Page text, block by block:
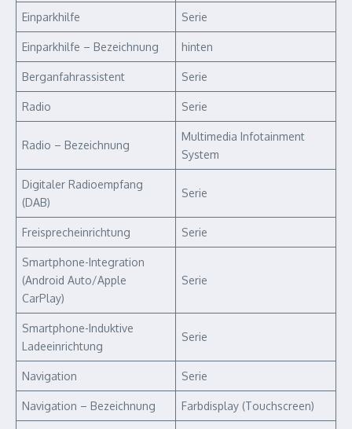
Einparkhilfe Serie
Einparkhilfe – Bezeichnung hinten
Berganfahrassistent Serie
Radio Serie
Radio – Bezeichnung
Multimedia Infotainment
System
Digitaler Radioempfang
(DAB)
Serie
Freisprecheinrichtung Serie
Smartphone-Integration
(Android Auto/Apple
CarPlay)
Serie
Smartphone-Induktive
Ladeeinrichtung
Serie
Navigation Serie
Navigation – Bezeichnung Farbdisplay (Touchscreen)